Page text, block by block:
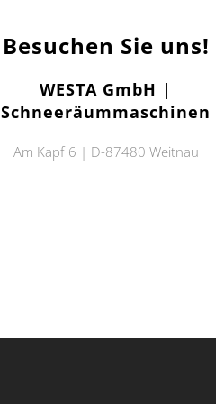
Besuchen Sie uns!
WESTA GmbH |
Schneeräummaschinen
Am Kapf 6 | D-87480 Weitnau